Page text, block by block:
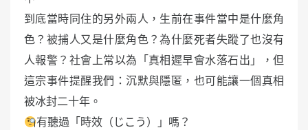
到底當時同住的另外兩人，生前在事件當中是什麼角
色？被捕人又是什麼角色？為什麼死者失蹤了也沒有
人報警？社會上常以為「真相遲早會水落石出」，但
這宗事件提醒我們：沉默與隱匿，也可能讓一個真相
被冰封二十年。
有聽過「時效（じこう）」嗎？